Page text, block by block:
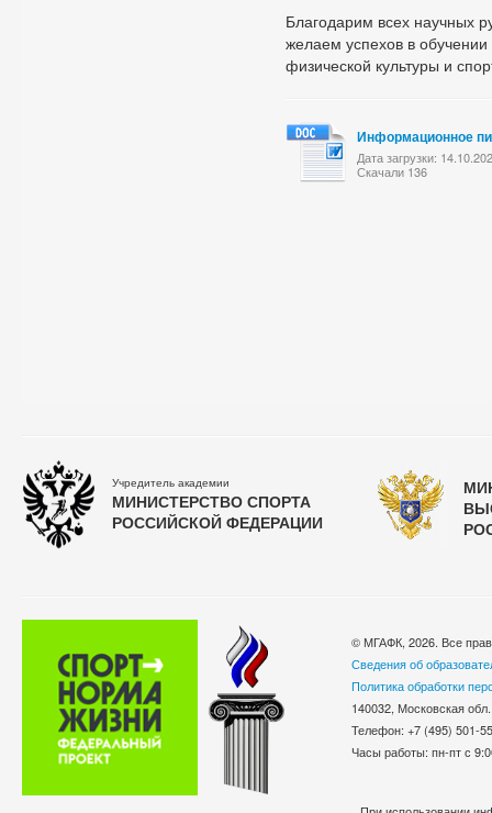
Благодарим всех научных
желаем успехов в
физической культуры и
Информационное
Дата загрузки:
Скачали 136
Учредитель академии
МИНИСТЕРСТВО СПОРТА
РОССИЙСКОЙ ФЕДЕРАЦИИ
© МГАФК, 2026. Все
Сведения об
Политика обработки
140032, Московская
Телефон: +7 (495)
Часы работы: пн-пт с